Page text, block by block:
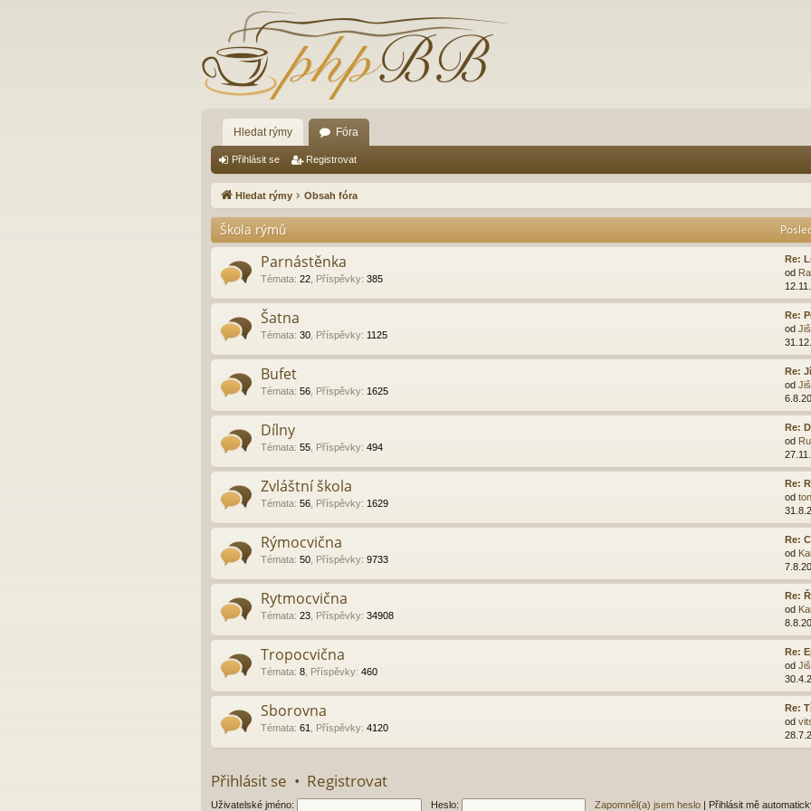
Hledat rýmy Fóra
Přihlásit se Registrovat
Hledat rýmy Obsah fóra
Škola rýmů
Parnástěnka
Témata: 22 Příspěvky: 385
Re:
od
Šatna
Témata: 30 Příspěvky: 1125
Re:
od
Bufet
Témata: 56 Příspěvky: 1625
Re:
od
Dílny
Témata: 55 Příspěvky: 494
Re:
od
Zvláštní škola
Témata: 56 Příspěvky: 1629
Re:
od
Rýmocvična
Témata: 50 Příspěvky: 9733
Re:
od
Rytmocvična
Témata: 23 Příspěvky: 34908
Re:
od
Tropocvična
Témata: 8 Příspěvky: 460
Re:
od
Sborovna
Témata: 61 Příspěvky: 4120
Re:
od
Přihlásit se • Registrovat
Uživatelské jméno: Heslo: Zapomněl(a) jsem heslo Přihlásit mě